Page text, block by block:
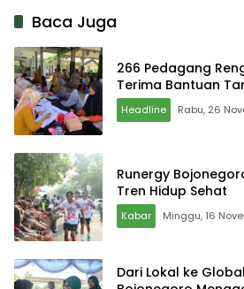
Baca Juga
266 Pedagang
Terima Bantuan
Headline Rabu, 26
Runergy
Tren Hidup Sehat
Kabar Minggu, 16
Dari Lokal ke